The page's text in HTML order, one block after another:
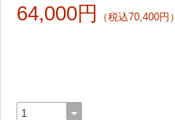
64,000円 （税込70,400円）